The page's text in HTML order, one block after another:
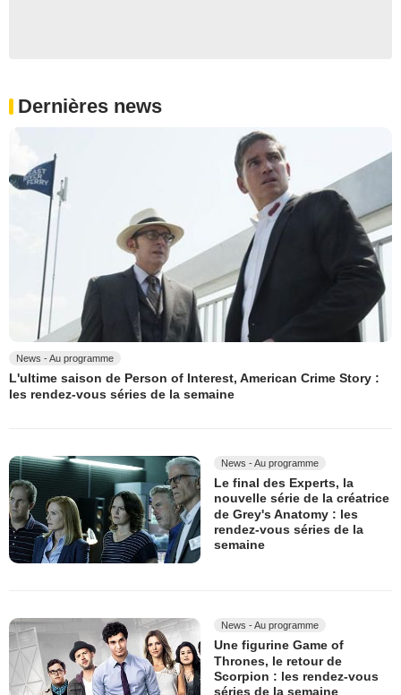
Dernières news
News - Au programme
L'ultime saison de Person of Interest, American Crime Story :
les rendez-vous séries de la semaine
News - Au programme
Le final des Experts, la
nouvelle série de la créatrice
de Grey's Anatomy : les
rendez-vous séries de la
semaine
News - Au programme
Une figurine Game of
Thrones, le retour de
Scorpion : les rendez-vous
séries de la semaine